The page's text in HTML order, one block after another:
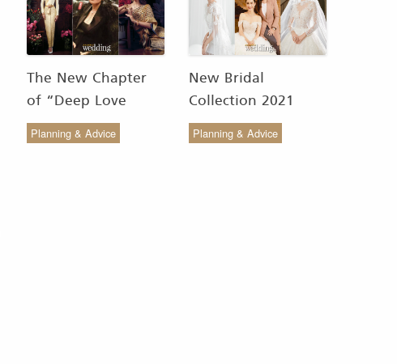
The New Chapter
of “Deep Love
Wedding Studio” :
รังสรรค์ผ้าทอของไทยให้
Planning & Advice
New Bridal
Collection 2021
from COCO CHIC
สวย เรียบง่าย สไตล์มินิ
Planning & Advice